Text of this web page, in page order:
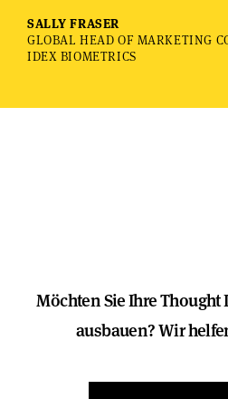
SALLY FRASER
GLOBAL HEAD OF MARKETING
IDEX BIOMETRICS
Möchten Sie Ihre
ausbauen? Wir